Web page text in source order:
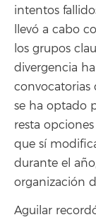
intentos
llevó a cabo
los grupos
divergencia
convocatorias
se ha optado
resta
que sí
durante el
organización
Aguilar